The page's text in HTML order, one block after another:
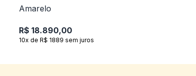
R$ 18.890,00
10x de R$ 1889 sem juros